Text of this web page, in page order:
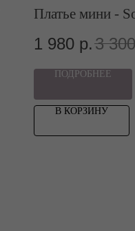
Платье мини -
1 980 р.3 300
ПОДРОБНЕЕ
В КОРЗИНУ